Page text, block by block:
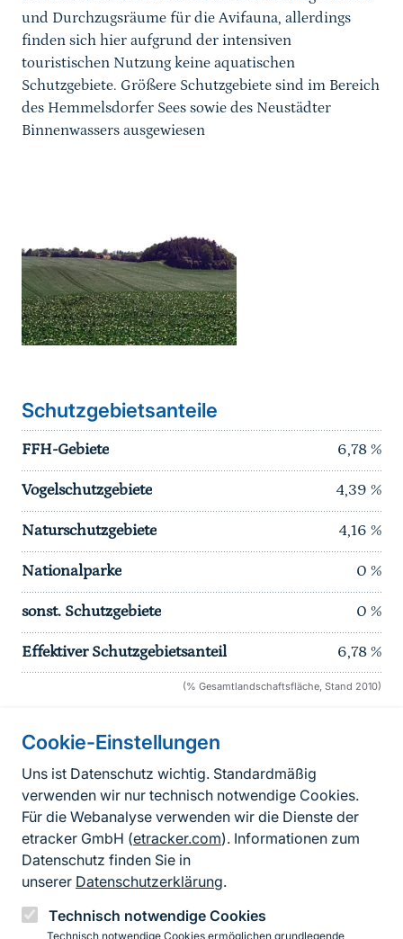
Cookie-Einstellungen
Uns ist Datenschutz wichtig. Standardmäßig
verwenden wir nur technisch notwendige Cookies.
Für die Webanalyse verwenden wir die Dienste der
etracker GmbH (etracker.com). Informationen zum
Datenschutz finden Sie in
unserer Datenschutzerklärung.
Technisch notwendige Cookies
Technisch notwendige Cookies ermöglichen grundlegende
und Durchzugsräume für die Avifauna, allerdings
finden sich hier aufgrund der intensiven
touristischen Nutzung keine aquatischen
Schutzgebiete. Größere Schutzgebiete sind im Bereich
des Hemmelsdorfer Sees sowie des Neustädter
Binnenwassers ausgewiesen
Schutzgebietsanteile
FFH-Gebiete 6,78 %
Vogelschutzgebiete 4,39 %
Naturschutzgebiete 4,16 %
Nationalparke 0 %
sonst. Schutzgebiete 0 %
Effektiver Schutzgebietsanteil 6,78 %
(% Gesamtlandschaftsfläche, Stand 2010)
Informationen zur Seite
FußzeileKontakt zum BfN
Kontaktformular
Erklärung zur Barrierefreiheit
Impressum